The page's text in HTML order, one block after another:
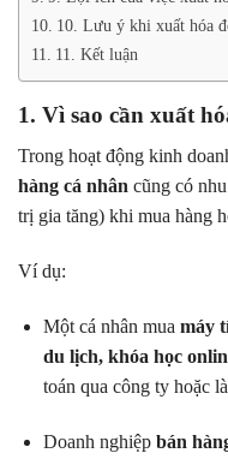
10. Lưu ý khi xuất hóa
11. Kết luận
1. Vì sao cần xuất
Trong hoạt động kinh
hàng cá nhân cũng có
trị gia tăng) khi mua hàng
Ví dụ:
Một cá nhân mua máy
du lịch, khóa học
toán qua công ty hoặc
Doanh nghiệp bán